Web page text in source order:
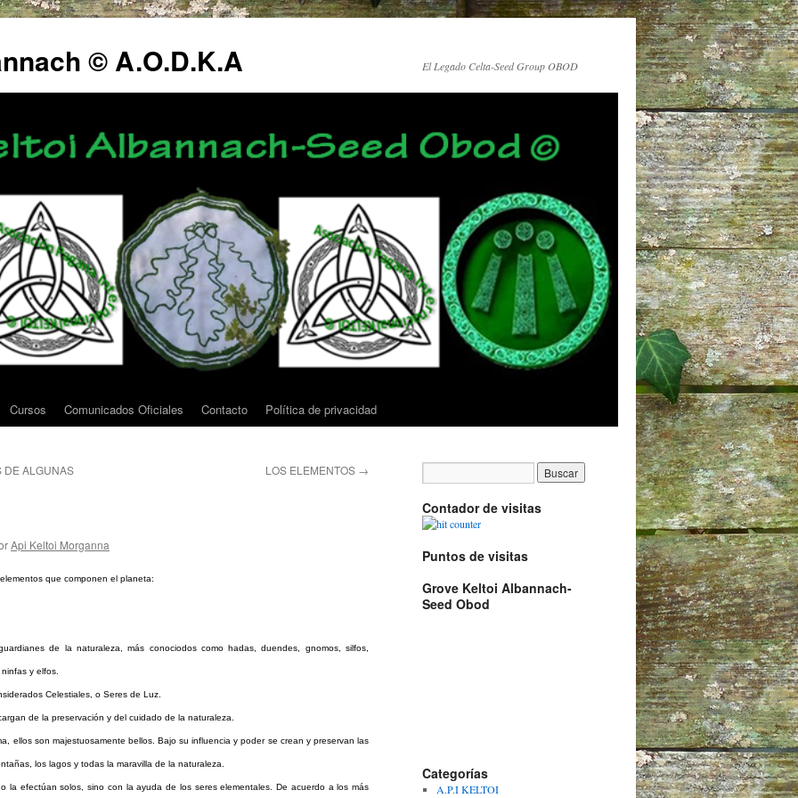
© A.O.D.K.A El Legado Celta-Seed Group OBOD
Cursos Comunicados Oficiales Contacto Política de privacidad
DE ALGUNAS
LOS ELEMENTOS →
Api Keltoi Morganna
que componen el planeta:
de la naturaleza, más conociodos como hadas, duendes, gnomos, silfos,
y elfos.
Celestiales, o Seres de Luz.
de la preservación y del cuidado de la naturaleza.
ellos son majestuosamente bellos. Bajo su influencia y poder se crean y preservan las
los lagos y todas la maravilla de la naturaleza.
la efectúan solos, sino con la ayuda de los seres elementales. De acuerdo a los más
Contador de visitas
Puntos de visitas
Grove Keltoi Albannach-
Seed Obod
Categorías
A.P.I KELTOI